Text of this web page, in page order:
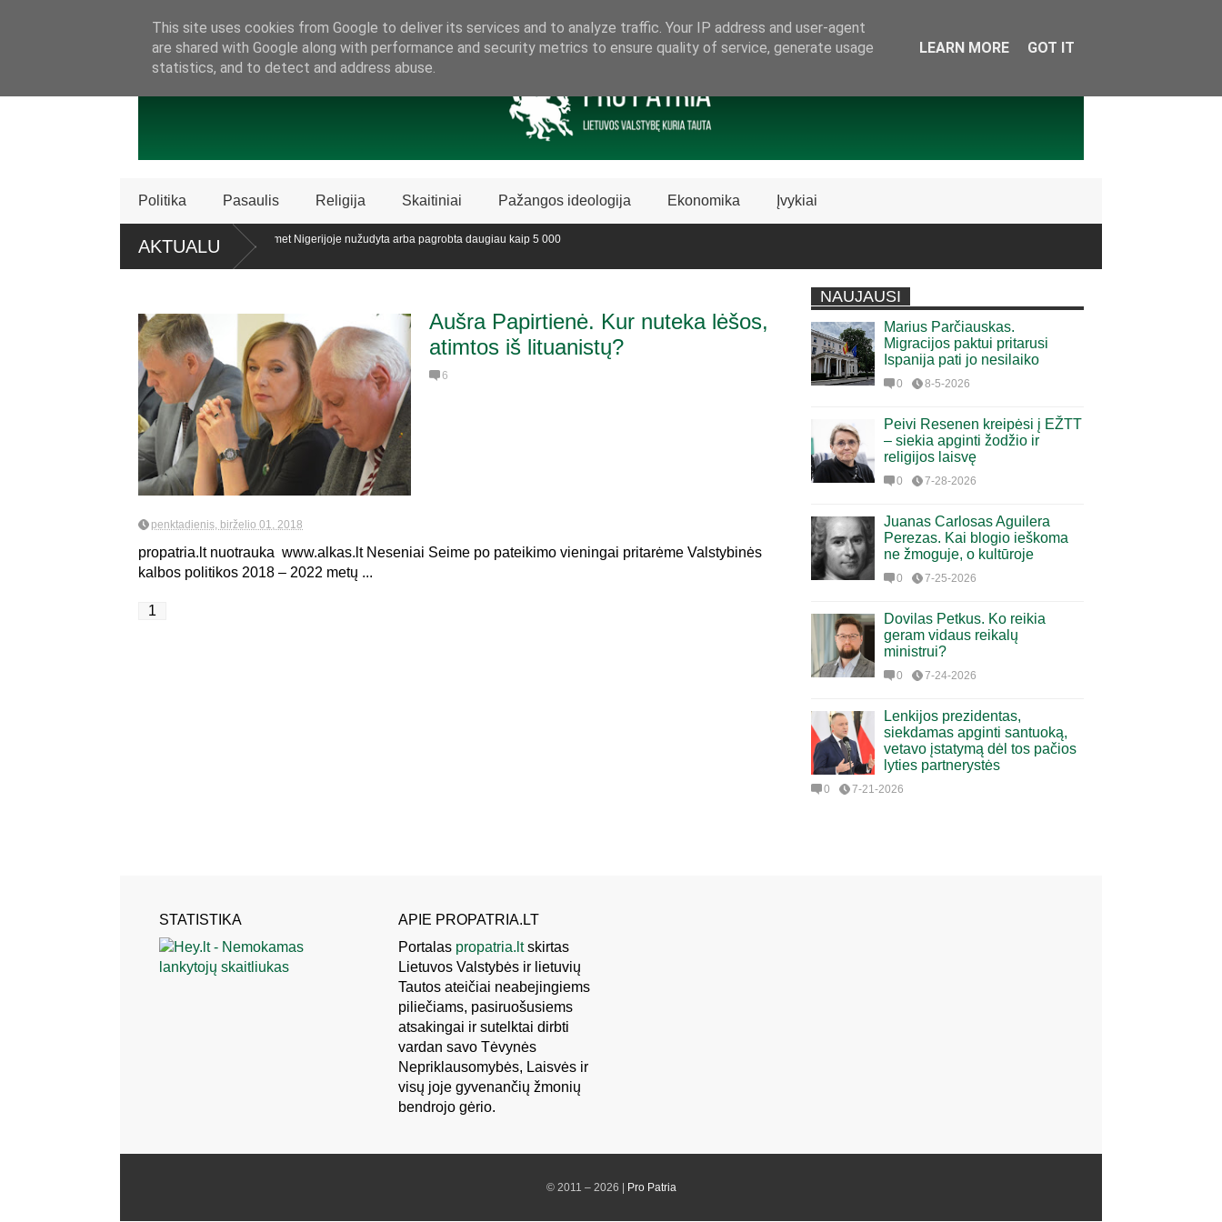
Politika Pasaulis Religija Skaitiniai Pažangos ideologija Ekonomika Įvykiai
AKTUALUAtaskaita: šiemet Nigerijoje nužudyta arba pagrobta daugiau kaip 5 000
krikščionių
apklaustųjų pritaria pat. referendumui dėl šeimos apibrėžimo LR
Aušra Papirtienė. Kur nuteka lėšos,
atimtos iš lituanistų?
6
penktadienis, birželio 01, 2018
propatria.lt nuotrauka www.alkas.lt Neseniai Seime po pateikimo vieningai pritarėme Valstybinės
kalbos politikos 2018 – 2022 metų ...
1
NAUJAUSI
Marius Parčiauskas.
Migracijos paktui pritarusi
Ispanija pati jo nesilaiko
0 8-5-2026
Peivi Resenen kreipėsi į EŽTT
– siekia apginti žodžio ir
religijos laisvę
0 7-28-2026
Juanas Carlosas Aguilera
Perezas. Kai blogio ieškoma
ne žmoguje, o kultūroje
0 7-25-2026
Dovilas Petkus. Ko reikia
geram vidaus reikalų
ministrui?
0 7-24-2026
Lenkijos prezidentas,
siekdamas apginti santuoką,
vetavo įstatymą dėl tos pačios
lyties partnerystės
0 7-21-2026
STATISTIKA
APIE PROPATRIA.LT
Portalas propatria.ltskirtas
Lietuvos Valstybės ir lietuvių
Tautos ateičiai neabejingiems
piliečiams, pasiruošusiems
atsakingai ir sutelktai dirbti
vardan savo Tėvynės
Nepriklausomybės, Laisvės ir
visų joje gyvenančių žmonių
bendrojo gėrio.
© 2011 – 2026 | Pro Patria
This site uses cookies from Google to deliver its services and to analyze traffic. Your IP address and user-agent
are shared with Google along with performance and security metrics to ensure quality of service, generate usage
statistics, and to detect and address abuse.
LEARN MORE GOT IT